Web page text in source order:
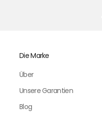
Die Marke
Über
Unsere Garantien
Blog